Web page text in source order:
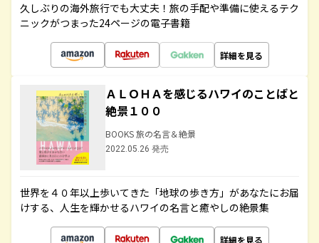
久しぶりの海外旅行でも大丈夫！旅の手配や準備に使えるテク
ニックがつまった24ページの電子書籍
詳細を見る
ＡＬＯＨＡを感じるハワイのことばと
絶景１００
BOOKS 旅の名言＆絶景
2022.05.26 発売
世界を４０年以上歩いてきた「地球の歩き方」があなたにお届
けする、人生を輝かせるハワイの名言と癒やしの絶景集
詳細を見る